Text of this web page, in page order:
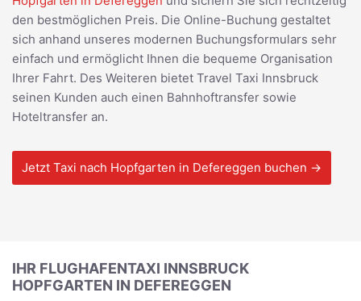
den bestmöglichen Preis. Die Online-Buchung gestaltet
sich anhand unseres modernen Buchungsformulars sehr
einfach und ermöglicht Ihnen die bequeme Organisation
Ihrer Fahrt. Des Weiteren bietet Travel Taxi Innsbruck
seinen Kunden auch einen Bahnhoftransfer sowie
Hoteltransfer an.
Jetzt Taxi nach Hopfgarten in Defereggen buchen →
IHR FLUGHAFENTAXI INNSBRUCK
HOPFGARTEN IN DEFEREGGEN